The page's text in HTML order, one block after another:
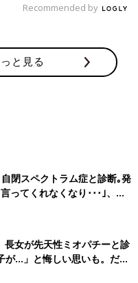
」
、こちらの長袖Tシャ
は子どもが書いたような文
♪ 着まわし力が高く 保育園
ておきたいアイテムです
春のお出かけにもぴ
Recommended by
と見る
閉スペクトラム症と診断｡発
ってくれなくなり･･･｣、元
長女が先天性ミオパチーと診
が…」と悔しい思いも。だか
で楽しみたい